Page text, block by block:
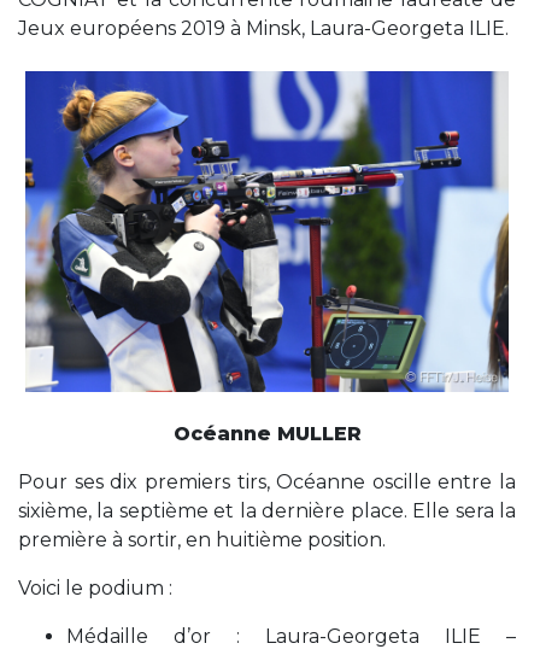
Jeux européens 2019 à Minsk, Laura-Georgeta ILIE.
Océanne MULLER
Pour ses dix premiers tirs, Océanne oscille entre la
sixième, la septième et la dernière place. Elle sera la
première à sortir, en huitième position.
Voici le podium :
Médaille d’or : Laura-Georgeta ILIE –